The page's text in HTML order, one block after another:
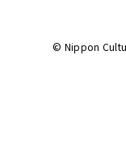
© Nippon